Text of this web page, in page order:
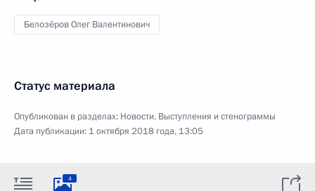
Белозёров Олег Валентинович
Статус материала
Опубликован в разделах: Новости, Выступления и стенограммы
Дата публикации: 1 октября 2018 года, 13:05
4